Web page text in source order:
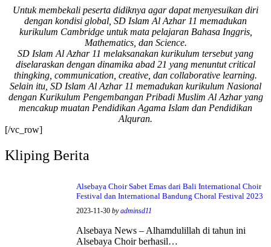
Bismillah, semoga
setiap langkah
menjadi ladang
#SDIAIAzhar11Surab
aya #DiklatTakmir
#PemimpinMuda
#Berakhlak Mulia
#surabaya #sekolah
#sekolahsurabaya
Untuk membekali peserta didiknya agar dapat menyesuikan diri
dengan kondisi global, SD Islam Al Azhar 11 memadukan
kurikulum Cambridge untuk mata pelajaran Bahasa Inggris,
Mathematics, dan Science.
SD Islam Al Azhar 11 melaksanakan kurikulum tersebut yang
diselaraskan dengan dinamika abad 21 yang menuntut critical
thingking, communication, creative, dan collaborative learning.
Selain itu, SD Islam Al Azhar 11 memadukan kurikulum Nasional
dengan Kurikulum Pengembangan Pribadi Muslim Al Azhar yang
mencakup muatan Pendidikan Agama Islam dan Pendidikan
Alquran.
[/vc_row]
Kliping Berita
Alsebaya Choir Sabet Emas dari Bali International Choir
Festival dan International Bandung Choral Festival 2023
2023-11-30 byadminsd11
Alsebaya News – Alhamdulillah di tahun ini
Alsebaya Choir berhasil…